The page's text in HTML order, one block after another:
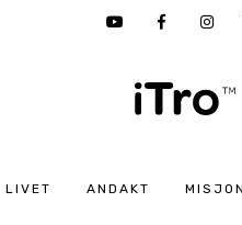
LIVET ANDAKT MISJON